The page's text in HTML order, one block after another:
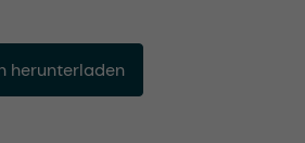
herunterladen